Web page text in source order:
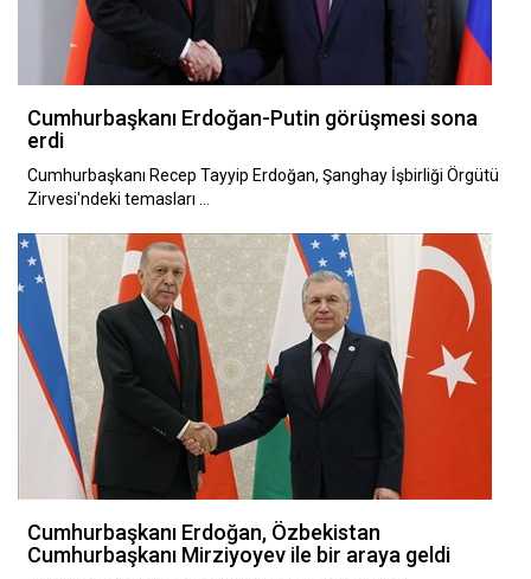
Cumhurbaşkanı Erdoğan-Putin görüşmesi sona
erdi
Cumhurbaşkanı Recep Tayyip Erdoğan, Şanghay İşbirliği Örgütü
Zirvesi'ndeki temasları …
Cumhurbaşkanı Erdoğan, Özbekistan
Cumhurbaşkanı Mirziyoyev ile bir araya geldi